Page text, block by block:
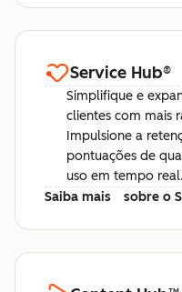
Service Hub®
Simplifique e
clientes com mais
Impulsione a
pontuações de
uso em tempo real.
Saiba mais
sobre o